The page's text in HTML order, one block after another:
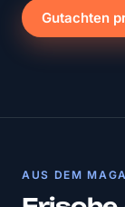
Gutachten
AUS DEM